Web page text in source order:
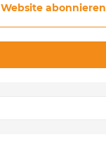
Website abonnieren